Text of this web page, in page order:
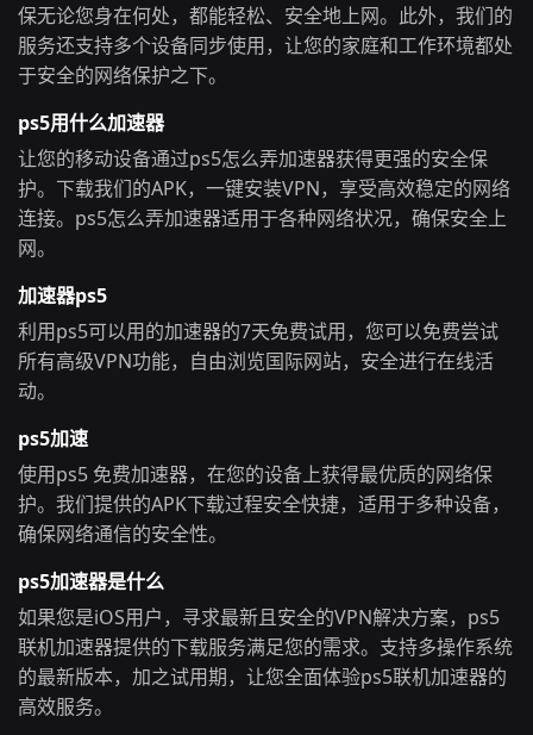
保无论您身在何处，都能轻松、安全地上网。此外，我们的
服务还支持多个设备同步使用，让您的家庭和工作环境都处
于安全的网络保护之下。
ps5用什么加速器
让您的移动设备通过ps5怎么弄加速器获得更强的安全保
护。下载我们的APK，一键安装VPN，享受高效稳定的网络
连接。ps5怎么弄加速器适用于各种网络状况，确保安全上
网。
加速器ps5
利用ps5可以用的加速器的7天免费试用，您可以免费尝试
所有高级VPN功能，自由浏览国际网站，安全进行在线活
动。
ps5加速
使用ps5 免费加速器，在您的设备上获得最优质的网络保
护。我们提供的APK下载过程安全快捷，适用于多种设备，
确保网络通信的安全性。
ps5加速器是什么
如果您是iOS用户，寻求最新且安全的VPN解决方案，ps5
联机加速器提供的下载服务满足您的需求。支持多操作系统
的最新版本，加之试用期，让您全面体验ps5联机加速器的
高效服务。